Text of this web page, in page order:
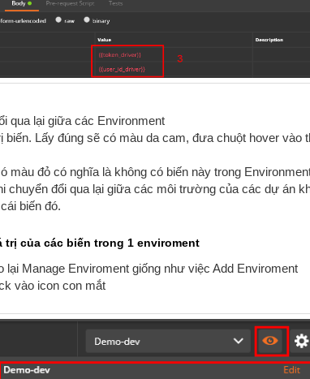
qua lại giữa các Environment
biến. Lấy đúng sẽ có màu da cam, đưa chuột hover vào
màu đỏ có nghĩa là không có biến này trong
chuyển đổi qua lại giữa các môi trường của các dự án
biến đó.
trị của các biến trong 1 enviroment
lại Manage Enviroment giống như việc Add Enviroment
vào icon con mắt